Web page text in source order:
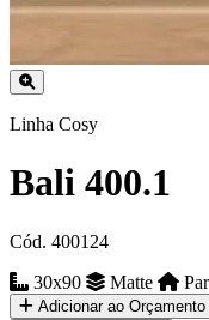
Linha Cosy
Bali 400.1
Cód. 400124
30x90
Matte
Adicionar ao Orçamento